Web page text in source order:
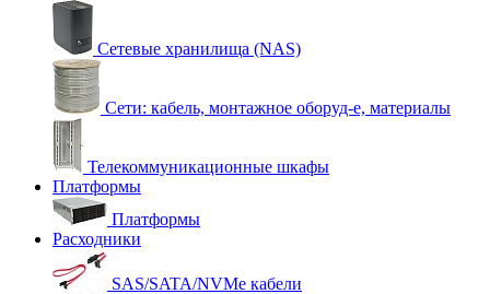
Сетевые хранилища (NAS)
Сети: кабель, монтажное оборуд-е, материалы
Телекоммуникационные шкафы
Платформы
Платформы
Расходники
SAS/SATA/NVMe кабели